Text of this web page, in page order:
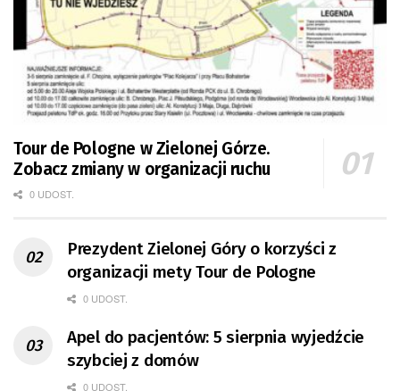
Tour de Pologne w Zielonej Górze.
Zobacz zmiany w organizacji ruchu
0 UDOST.
Prezydent Zielonej Góry o korzyści z
organizacji mety Tour de Pologne
0 UDOST.
Apel do pacjentów: 5 sierpnia wyjedźcie
szybciej z domów
0 UDOST.